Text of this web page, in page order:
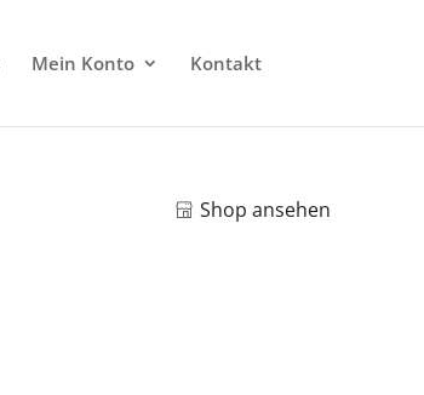
Mein Konto Kontakt
Shop ansehen